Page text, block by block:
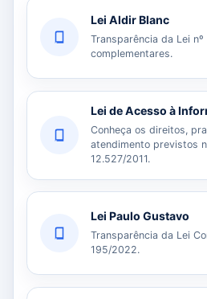
Lei Aldir Blanc
Transparência da Lei
complementares.
Lei de Acesso à
Conheça os direitos,
atendimento previstos
12.527/2011.
Lei Paulo Gustavo
Transparência da Lei
195/2022.